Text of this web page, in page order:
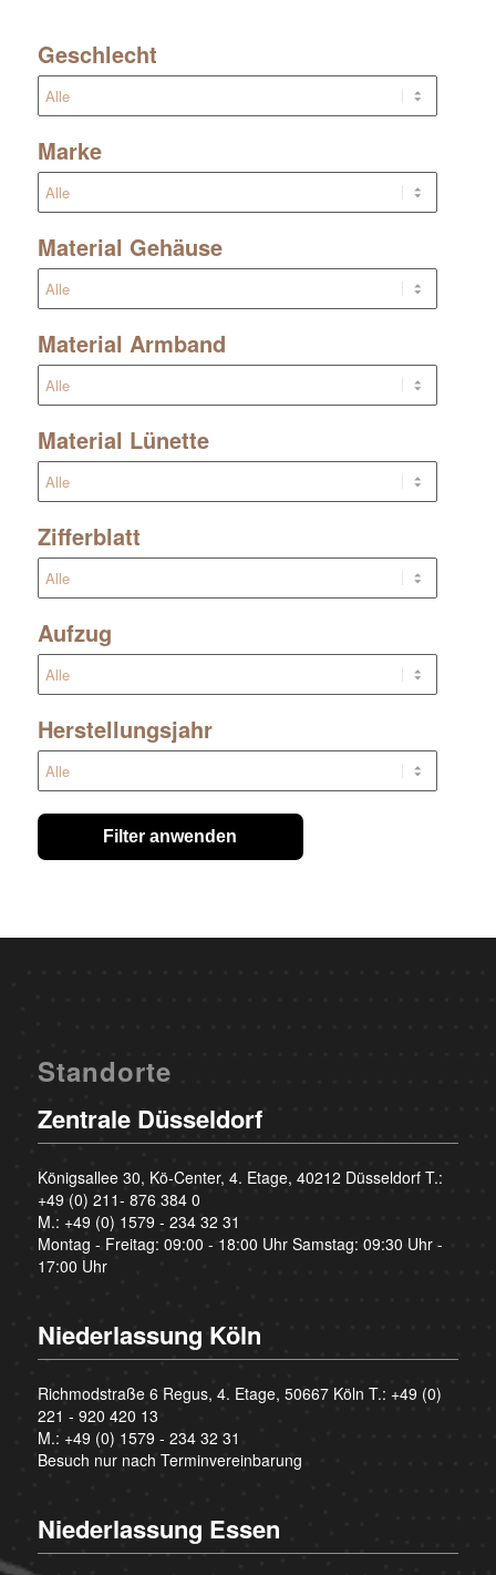
Geschlecht
Marke
Material Gehäuse
Material Armband
Material Lünette
Zifferblatt
Aufzug
Herstellungsjahr
Filter anwenden
Standorte
Zentrale Düsseldorf
Königsallee 30, Kö-Center, 4. Etage, 40212 Düsseldorf T.:
+49 (0) 211- 876 384 0
M.: +49 (0) 1579 - 234 32 31
Montag - Freitag: 09:00 - 18:00 Uhr Samstag: 09:30 Uhr -
17:00 Uhr
Niederlassung Köln
Richmodstraße 6 Regus, 4. Etage, 50667 Köln T.: +49 (0)
221 - 920 420 13
M.: +49 (0) 1579 - 234 32 31
Besuch nur nach Terminvereinbarung
Niederlassung Essen